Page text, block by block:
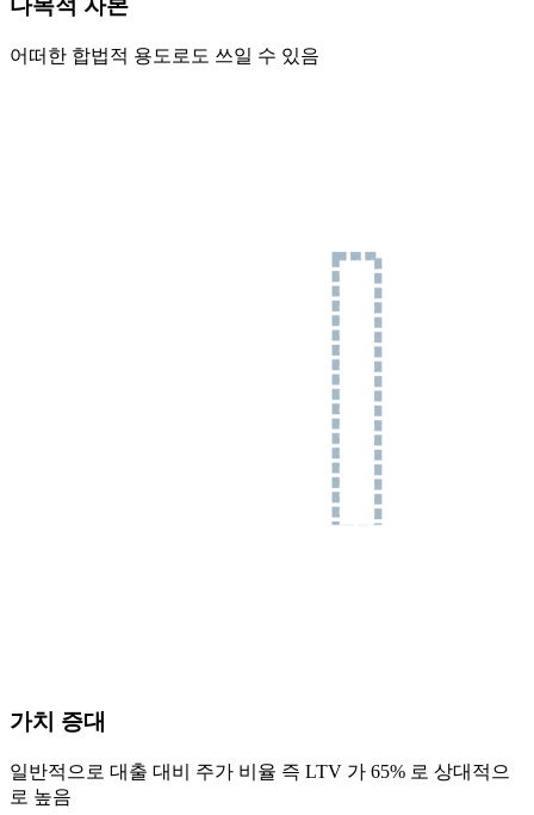
다목적 자본
어떠한 합법적 용도로도 쓰일 수 있음
가치 증대
일반적으로 대출 대비 주가 비율 즉 LTV 가 65% 로 상대적으
로 높음